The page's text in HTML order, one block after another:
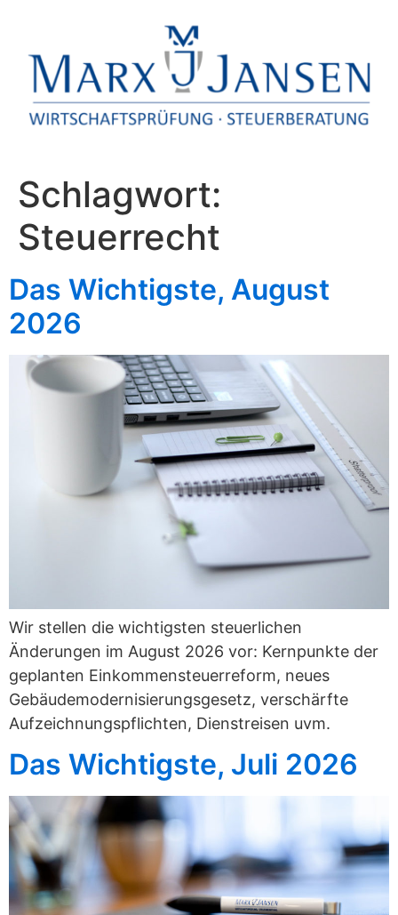
Schlagwort:
Steuerrecht
Das Wichtigste, August
2026
Wir stellen die wichtigsten steuerlichen
Änderungen im August 2026 vor: Kernpunkte der
geplanten Einkommensteuerreform, neues
Gebäudemodernisierungsgesetz, verschärfte
Aufzeichnungspflichten, Dienstreisen uvm.
Das Wichtigste, Juli 2026